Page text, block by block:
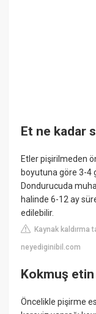
Et ne kadar
Etler pişirilmeden
boyutuna göre 3-4
Dondurucuda
halinde 6-12 ay
edilebilir.
Kaynak kaldırma
neyediginibil.com
Kokmuş
Öncelikle pişirme